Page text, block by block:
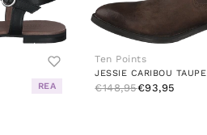
REA
Ten Points
JESSIE CARIBOU TAUPE
€148,95€93,95